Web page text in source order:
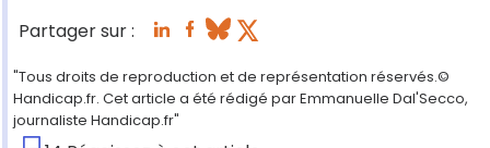
Partager sur :
"Tous droits de reproduction et de représentation réservés.©
Handicap.fr. Cet article a été rédigé par Emmanuelle Dal'Secco,
journaliste Handicap.fr"